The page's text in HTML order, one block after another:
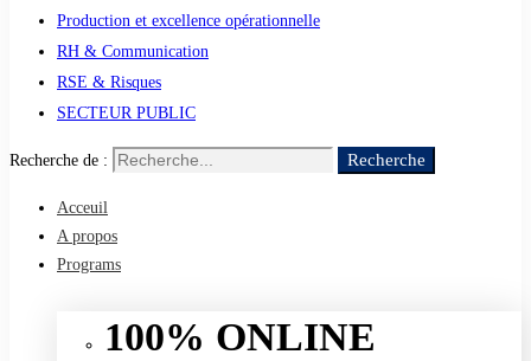
Production et excellence opérationnelle
RH & Communication
RSE & Risques
SECTEUR PUBLIC
Recherche de : Recherche
Acceuil
A propos
Programs
100% ONLINE